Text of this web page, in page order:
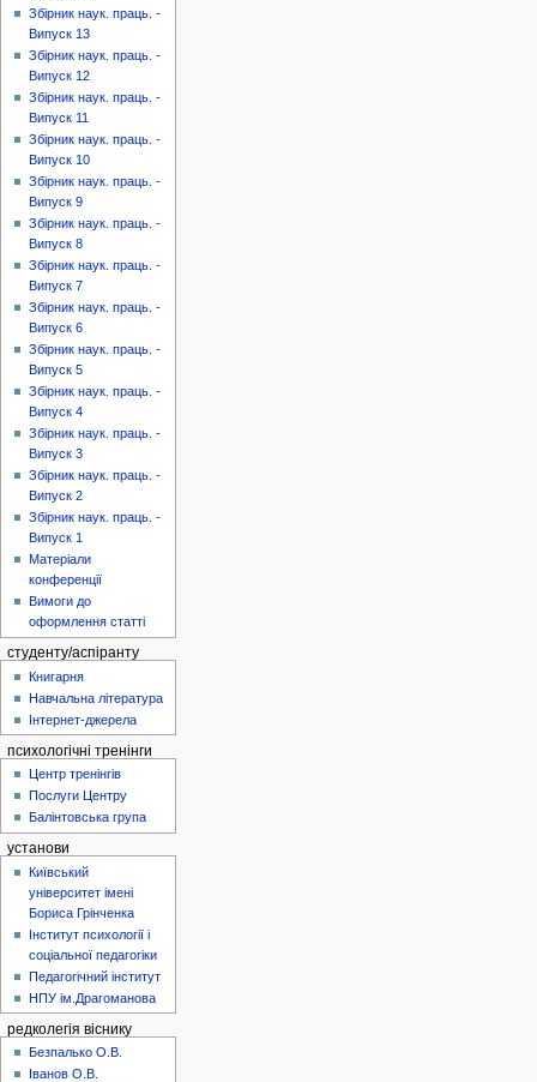
Збірник наук. праць. -
Випуск 13
Збірник наук. праць. -
Випуск 12
Збірник наук. праць. -
Випуск 11
Збірник наук. праць. -
Випуск 10
Збірник наук. праць. -
Випуск 9
Збірник наук. праць. -
Випуск 8
Збірник наук. праць. -
Випуск 7
Збірник наук. праць. -
Випуск 6
Збірник наук. праць. -
Випуск 5
Збірник наук. праць. -
Випуск 4
Збірник наук. праць. -
Випуск 3
Збірник наук. праць. -
Випуск 2
Збірник наук. праць. -
Випуск 1
Матеріали
конференції
Вимоги до
оформлення статті
студенту/аспіранту
Книгарня
Навчальна література
Інтернет-джерела
психологічні тренінги
Центр тренінгів
Послуги Центру
Балінтовська група
установи
Київський
університет імені
Бориса Грінченка
Інститут психології і
соціальної педагогіки
Педагогічний інститут
НПУ ім.Драгоманова
редколегія віснику
Безпалько О.В.
Іванов О.В.